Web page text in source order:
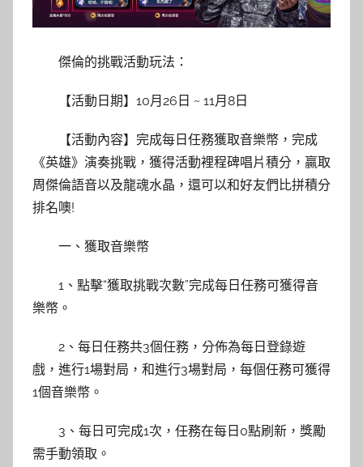
傑倫的挑戰活動玩法：
【活動日期】10月26日 ~ 11月8日
【活動內容】完成每日任務獲取音樂幣，完成
《英雄》演奏挑戰，獲得活動裡程碑唱片積分，贏取
周傑倫語音以及龍魂水晶，還可以和好友們比拼積分
排名噢!
一、獲取音樂幣
1、點擊“獲取挑戰次數”完成每日任務可獲得音
樂幣。
2、每日任務共3個任務，分佈為每日登錄遊
戲，進行1場對局，和進行3場對局，每個任務可獲得
1個音樂幣。
3、每日可完成1次，任務在每日0點刷新，獎勵
需手動領取。